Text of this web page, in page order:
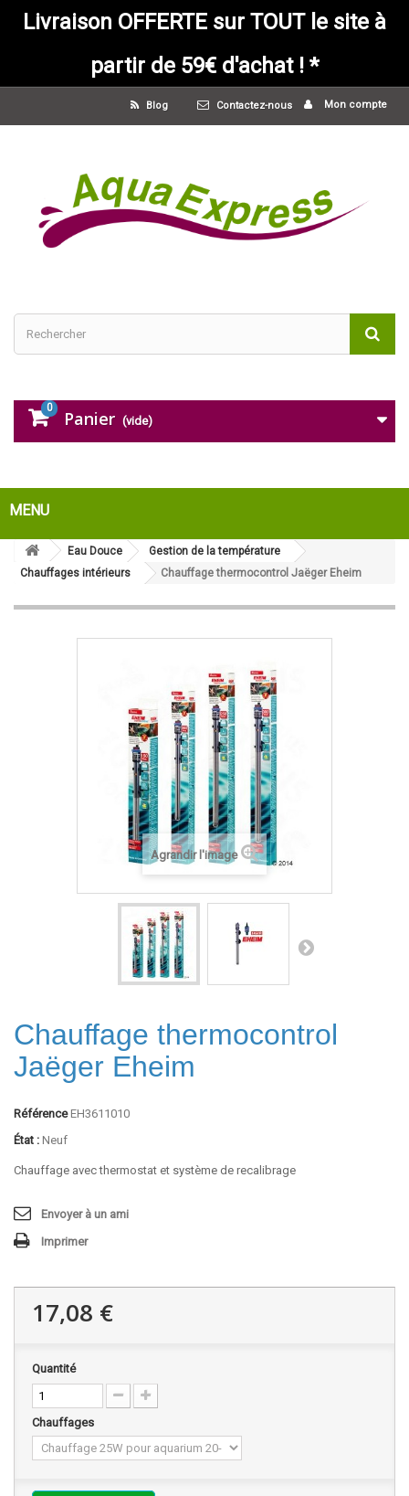
Livraison OFFERTE sur TOUT le site à
partir de 59€ d'achat ! *
Mon compte
Contactez-nous
Blog
Panier
0
(vide)
MENU
Eau Douce
Gestion de la température
Chauffages intérieurs
Chauffage thermocontrol Jaëger Eheim
Agrandir l'image
Chauffage thermocontrol
Jaëger Eheim
Référence EH3611010
État : Neuf
Chauffage avec thermostat et système de recalibrage
Envoyer à un ami
Imprimer
17,08 €
Quantité
Chauffages